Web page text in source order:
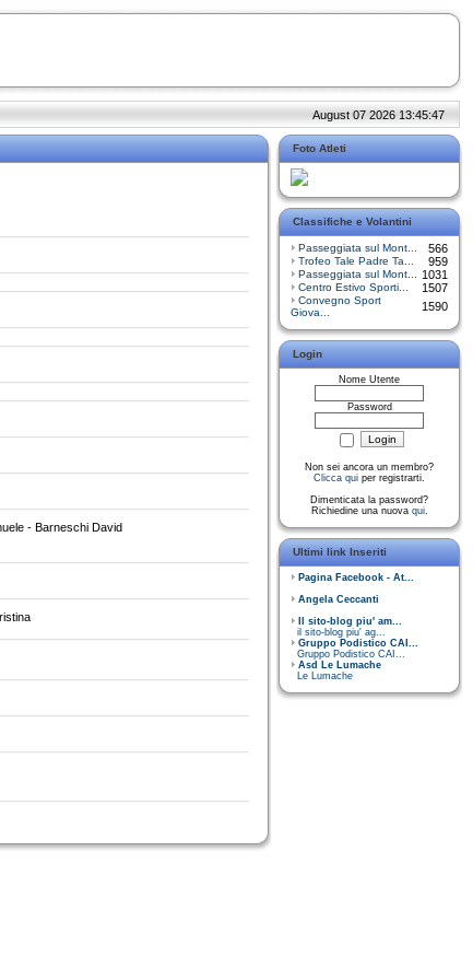
August 07 2026 13:45:47
- Barneschi David
Foto Atleti
Classifiche e Volantini
Passeggiata sul Mont... 566
Trofeo Tale Padre Ta... 959
Passeggiata sul Mont... 1031
Centro Estivo Sporti... 1507
Convegno Sport
Giova...
1590
Login
Nome Utente
Password
Non sei ancora un membro?
Clicca qui per registrarti.
Dimenticata la password?
Richiedine una nuova qui.
Ultimi link Inseriti
Pagina Facebook - At...
Angela Ceccanti
Il sito-blog piu' am...
il sito-blog piu' ag...
Gruppo Podistico CAI...
Gruppo Podistico CAI...
Asd Le Lumache
Le Lumache